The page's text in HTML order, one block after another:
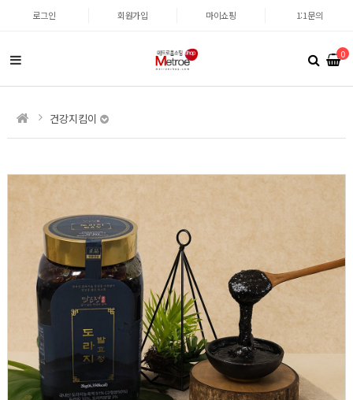
로그인 회원가입 마이쇼핑 1:1문의
0
건강지킴이